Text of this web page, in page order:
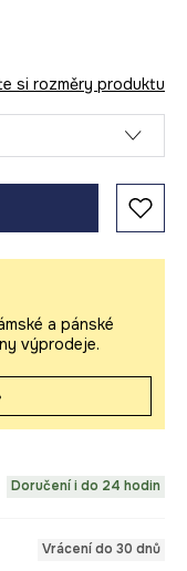
si rozměry produktu
a pánské
výprodeje.
Doručení i do 24 hodin
Vrácení do 30 dnů